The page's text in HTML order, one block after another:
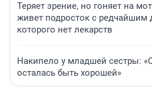
Теряет зрение, но гоняет на
живет подросток с редчайшим
которого нет лекарств
Накипело у младшей сестры:
осталась быть хорошей»